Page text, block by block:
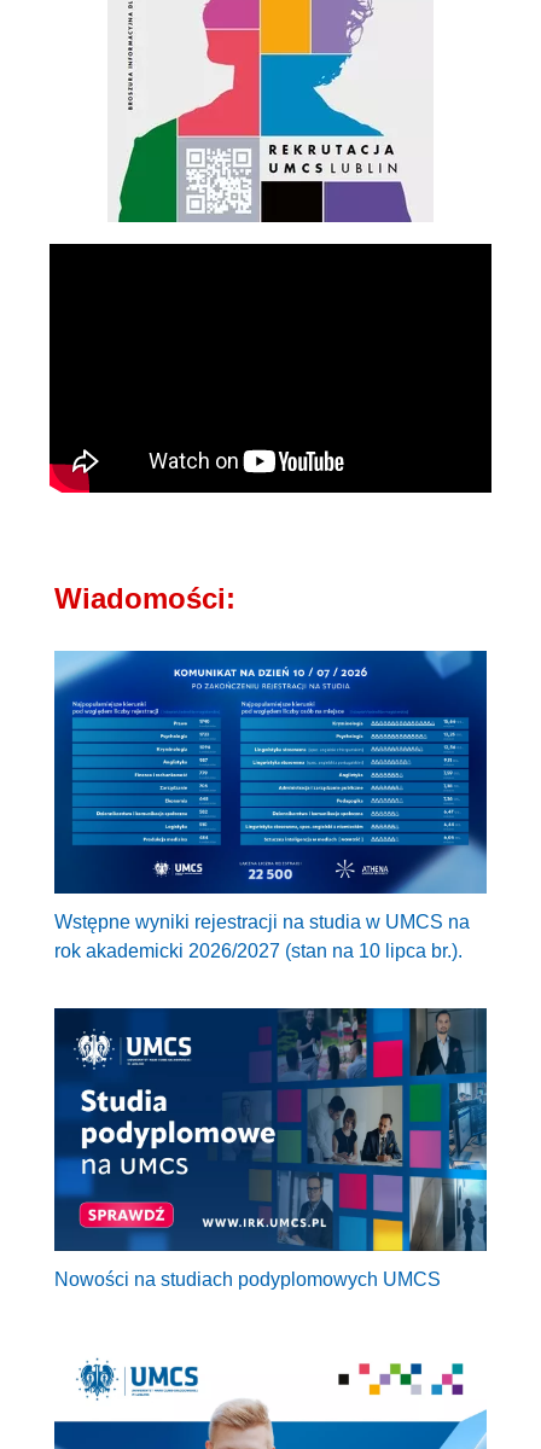
Wiadomości:
Wstępne wyniki rejestracji na studia w UMCS na
rok akademicki 2026/2027 (stan na 10 lipca br.).
Nowości na studiach podyplomowych UMCS